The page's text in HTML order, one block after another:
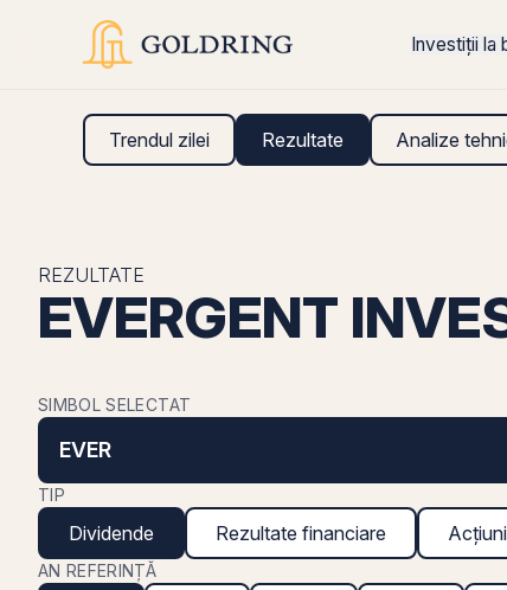
Investiții la
Trendul zilei Rezultate Analize
REZULTATE
EVERGENT
SIMBOL SELECTAT
EVER
TIP
Dividende Rezultate financiare
AN REFERINȚĂ